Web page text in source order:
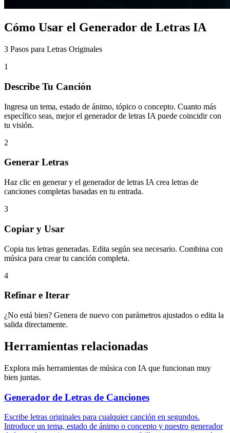
Cómo Usar el Generador de Letras IA
3 Pasos para Letras Originales
1
Describe Tu Canción
Ingresa un tema, estado de ánimo, tópico o concepto. Cuanto más
específico seas, mejor el generador de letras IA puede coincidir con
tu visión.
2
Generar Letras
Haz clic en generar y el generador de letras IA crea letras de
canciones completas basadas en tu entrada.
3
Copiar y Usar
Copia tus letras generadas. Edita según sea necesario. Combina con
música para crear tu canción completa.
4
Refinar e Iterar
¿No está bien? Genera de nuevo con parámetros ajustados o edita la
salida directamente.
Herramientas relacionadas
Explora más herramientas de música con IA que funcionan muy
bien juntas.
Generador de Letras de Canciones
Escribe letras originales para cualquier canción en segundos.
Introduce un tema, estado de ánimo o concepto y nuestro generador